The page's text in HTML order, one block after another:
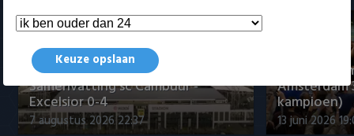
Samenvatting sc Cambuur -
Excelsior 0-4
7 augustus 2026 22:37
Tigers
Amsterdam
kampioen)
13 juni 2026
Keuze opslaan